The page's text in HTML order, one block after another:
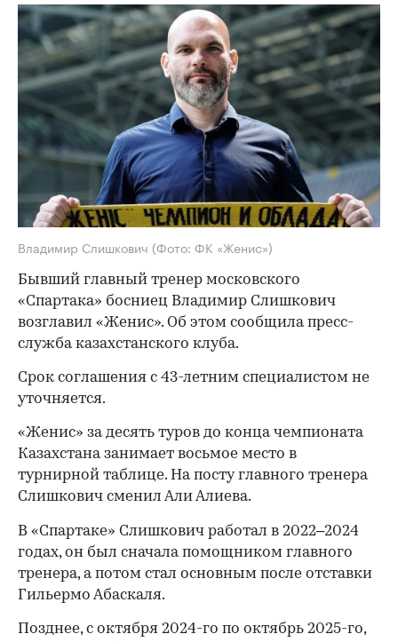
Владимир Слишкович (Фото: ФК «Женис»)
Бывший главный тренер московского
«Спартака» босниец Владимир Слишкович
возглавил «Женис». Об этом сообщила пресс-
служба казахстанского клуба.
Срок соглашения с 43-летним специалистом не
уточняется.
«Женис» за десять туров до конца чемпионата
Казахстана занимает восьмое место в
турнирной таблице. На посту главного тренера
Слишкович сменил Али Алиева.
В «Спартаке» Слишкович работал в 2022–2024
годах, он был сначала помощником главного
тренера, а потом стал основным после отставки
Гильермо Абаскаля.
Позднее, с октября 2024-го по октябрь 2025-го,